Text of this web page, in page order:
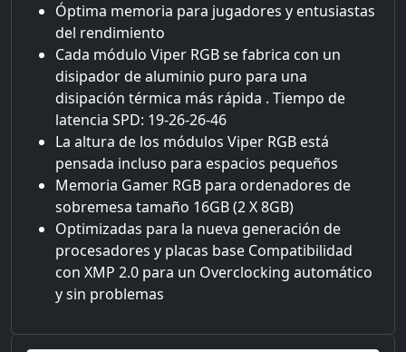
Óptima memoria para jugadores y entusiastas
del rendimiento
Cada módulo Viper RGB se fabrica con un
disipador de aluminio puro para una
disipación térmica más rápida . Tiempo de
latencia SPD: 19-26-26-46
La altura de los módulos Viper RGB está
pensada incluso para espacios pequeños
Memoria Gamer RGB para ordenadores de
sobremesa tamaño 16GB (2 X 8GB)
Optimizadas para la nueva generación de
procesadores y placas base Compatibilidad
con XMP 2.0 para un Overclocking automático
y sin problemas